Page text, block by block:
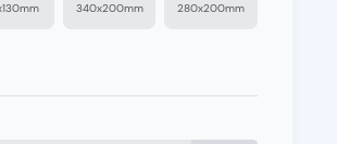
340x200mm 280x200mm